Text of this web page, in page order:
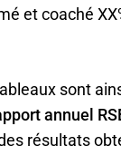
et coaché
sont
annuel
résultats